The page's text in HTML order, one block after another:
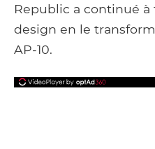
Republic a continué à
design en le
AP-10.